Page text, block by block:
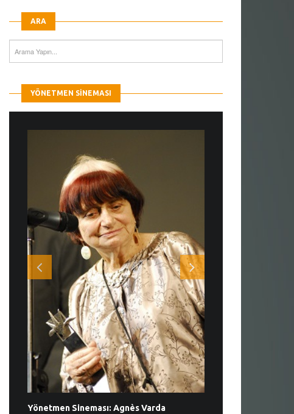
ARA
YÖNETMEN SINEMASI
Yönetmen Sineması: Agnès Varda